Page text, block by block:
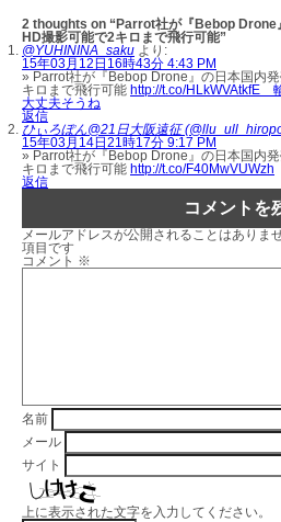
2 thoughts on “Parrot社が『Bebop
HD撮影可能で2キロまで飛行可能”
@YUHININA_saku より:
15年03月12日16時43分 4:43 PM
» Parrot社が『Bebop Drone』の日本国内
キロまで飛行可能 http://t.co/HLkWVAtkfE
大丈夫そうね
返信
ひぃろぽん@21日大阪遠征
15年03月14日21時17分 9:17 PM
» Parrot社が『Bebop Drone』の日本国内
キロまで飛行可能 http://t.co/F40MwVUWzh
返信
コメントを
メールアドレスが公開されることはありませ
項目です
コメント ※
名前
メール
サイト
上に表示された文字を入力してください。